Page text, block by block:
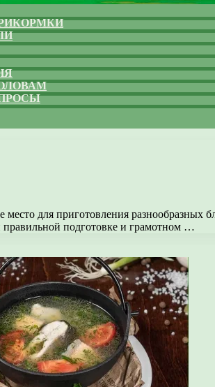
для приготовления
подготовке и грамотном …